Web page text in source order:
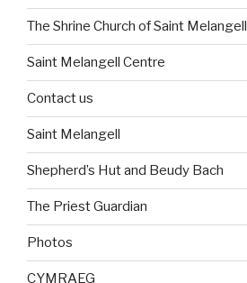
The Shrine Church of Saint Melangell
Saint Melangell Centre
Contact us
Saint Melangell
Shepherd’s Hut and Beudy Bach
The Priest Guardian
Photos
CYMRAEG